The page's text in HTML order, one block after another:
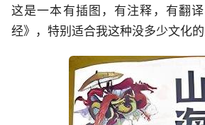
这是一本有插图，有注释，有翻
经》，特别适合我这种没多少文化的